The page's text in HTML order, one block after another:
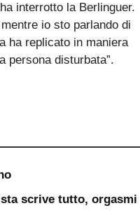
interrotto la Berlinguer.
io sto parlando di
ha replicato in maniera
persona disturbata”.
scrive tutto, orgasmi